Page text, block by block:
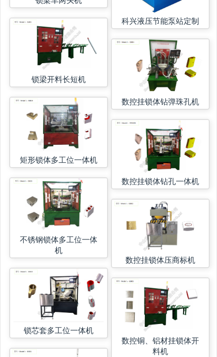
锁梁开料长短机
矩形锁体多工位一体机
不锈钢锁体多工位一体
机
锁芯套多工位一体机
科兴液压节能泵站定制
数控挂锁体钻弹珠孔机
数控挂锁体钻孔一体机
数控挂锁体压商标机
数控铜、铝材挂锁体开
料机